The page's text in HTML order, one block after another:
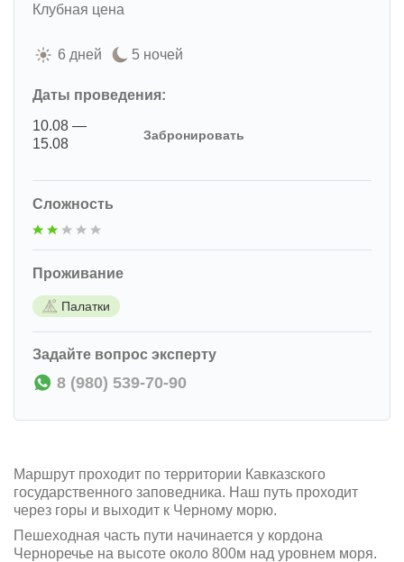
Маршрут проходит по территории Кавказского
государственного заповедника. Наш путь проходит
через горы и выходит к Черному морю.
Пешеходная часть пути начинается у кордона
Черноречье на высоте около 800м над уровнем моря.
Клубная цена
6 дней 5 ночей
Даты проведения:
10.08 —
15.08
Забронировать
Сложность
Проживание
Палатки
Задайте вопрос эксперту
8 (980) 539-70-90